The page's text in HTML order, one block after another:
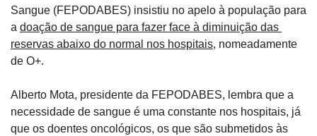
Sangue (FEPODABES) insistiu no apelo à população para
a doação de sangue para fazer face à diminuição das
reservas abaixo do normal nos hospitais, nomeadamente
de O+.
Alberto Mota, presidente da FEPODABES, lembra que a
necessidade de sangue é uma constante nos hospitais, já
que os doentes oncológicos, os que são submetidos às